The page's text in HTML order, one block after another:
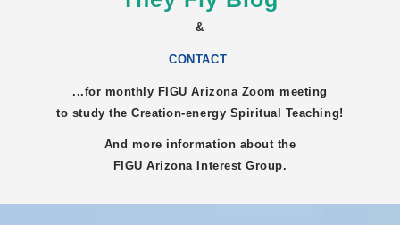
&
CONTACT
...for monthly FIGUArizona Zoom meeting
to study the Creation-energy Spiritual Teaching!
And more information about the
FIGUArizonaInterest Group.